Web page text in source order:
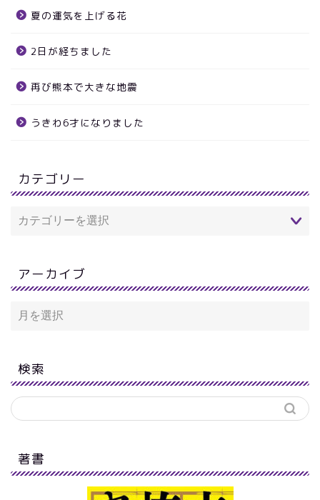
夏の運気を上げる花
2日が経ちました
再び熊本で大きな地震
うきわ6才になりました
カテゴリー
アーカイブ
検索
著書